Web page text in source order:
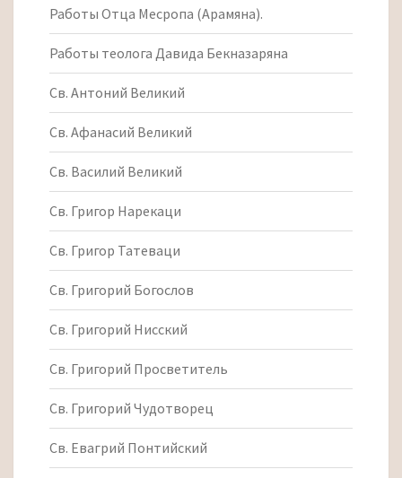
Работы Отца Месропа (Арамяна).
Работы теолога Давида Бекназаряна
Св. Антоний Великий
Св. Афанасий Великий
Св. Василий Великий
Св. Григор Нарекаци
Св. Григор Татеваци
Св. Григорий Богослов
Св. Григорий Нисский
Св. Григорий Просветитель
Св. Григорий Чудотворец
Св. Евагрий Понтийский